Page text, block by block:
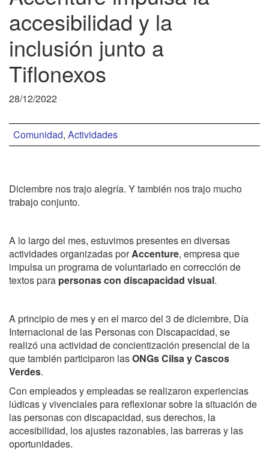
accesibilidad y la
inclusión junto a
Tiflonexos
28/12/2022
Comunidad, Actividades
Diciembre nos trajo alegría. Y también nos trajo mucho
trabajo conjunto.
A lo largo del mes, estuvimos presentes en diversas
actividades organizadas porAccenture, empresa que
impulsa un programa de voluntariado en corrección de
textos para personas con discapacidad visual.
A principio de mes y en el marco del 3 de diciembre, Día
Internacional de las Personas con Discapacidad, se
realizó una actividad de concientización presencial de la
que también participaron lasONGs Cilsa y Cascos
Verdes.
Con empleados y empleadas se realizaron experiencias
lúdicas y vivenciales para reflexionar sobre la situación de
las personas con discapacidad, sus derechos, la
accesibilidad, los ajustes razonables, las barreras y las
oportunidades.